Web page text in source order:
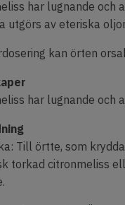
har lugnande och
utgörs av eteriska
kan örten
har lugnande och
Till örtte, som
torkad citronmeliss